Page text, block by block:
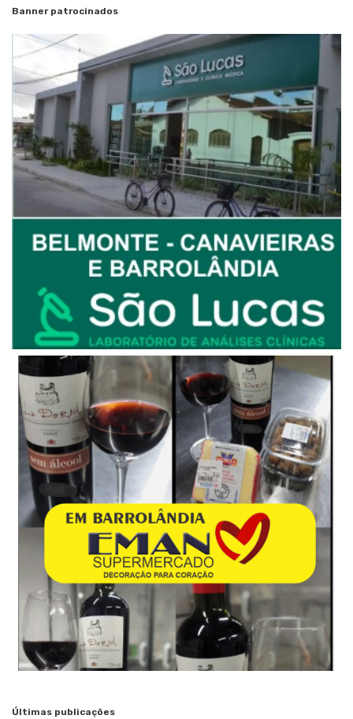
Banner patrocinados
Últimas publicações